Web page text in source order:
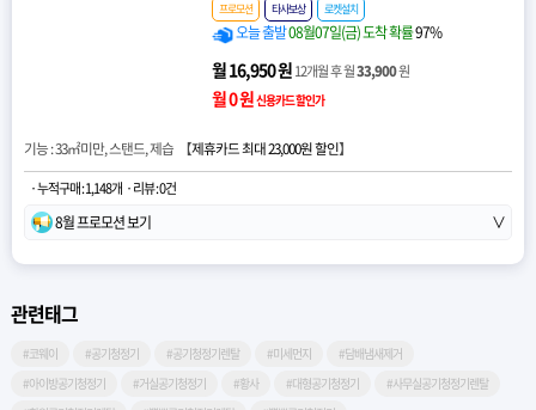
프로모션 타사보상 로켓설치
오늘 출발08월07일(금) 도착 확률97%
월 16,950 원12개월 후 월33,900원
월 0 원신용카드 할인가
기능 : 33㎡미만, 스탠드, 제습 【제휴카드 최대 23,000원 할인】
· 누적구매 : 1,148개 · 리뷰 : 0건
8월 프로모션 보기 ∨
관련태그
#코웨이 #공기청정기 #공기청정기렌탈 #미세먼지
#담배냄새제거
#아이방공기청정기
#거실공기청정기 #황사 #대형공기청정기
#사무실공기청정기렌탈